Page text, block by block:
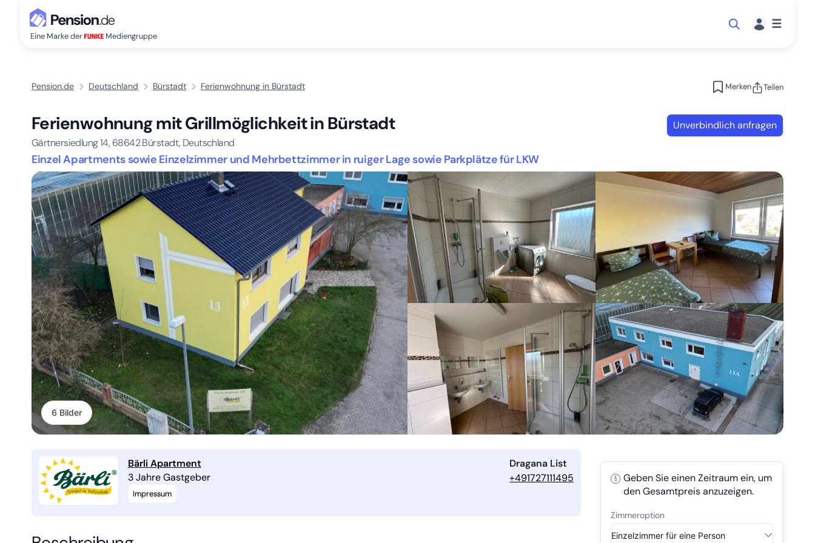
Eine Marke der Mediengruppe
☰
Pension.de Deutschland Bürstadt Ferienwohnung in Bürstadt Merken Teilen
Ferienwohnung mit Grillmöglichkeit in Bürstadt
Gärtnersiedlung 14, 68642Bürstadt, Deutschland
Einzel Apartments sowie Einzelzimmer und Mehrbettzimmer in ruiger Lage sowie Parkplätze für LKW
Unverbindlich anfragen
6 Bilder
Bärli Apartment
3 Jahre Gastgeber
Impressum
Dragana List
+491727111495
Geben Sie einen Zeitraum ein, um
den Gesamtpreis anzuzeigen.